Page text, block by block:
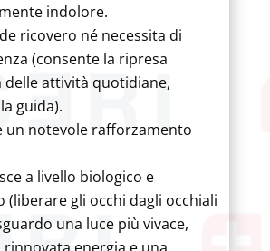
indolore.
ricovero né necessita di
(consente la ripresa
delle attività quotidiane,
guida).
un notevole rafforzamento
a livello biologico e
(liberare gli occhi dagli occhiali
una luce più vivace,